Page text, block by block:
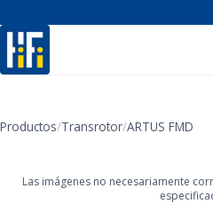
Productos/Transrotor/ARTUS FMD
Las imágenes no necesariamente